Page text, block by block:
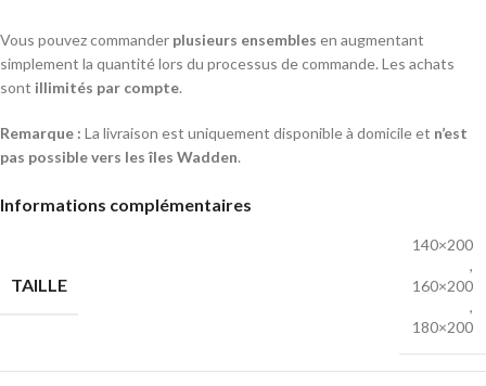
Vous pouvez commander plusieurs ensembles en augmentant
simplement la quantité lors du processus de commande. Les achats
sont illimités par compte.
Remarque : La livraison est uniquement disponible à domicile et n’est
pas possible vers les îles Wadden.
Informations complémentaires
TAILLE
140×200
,
160×200
,
180×200